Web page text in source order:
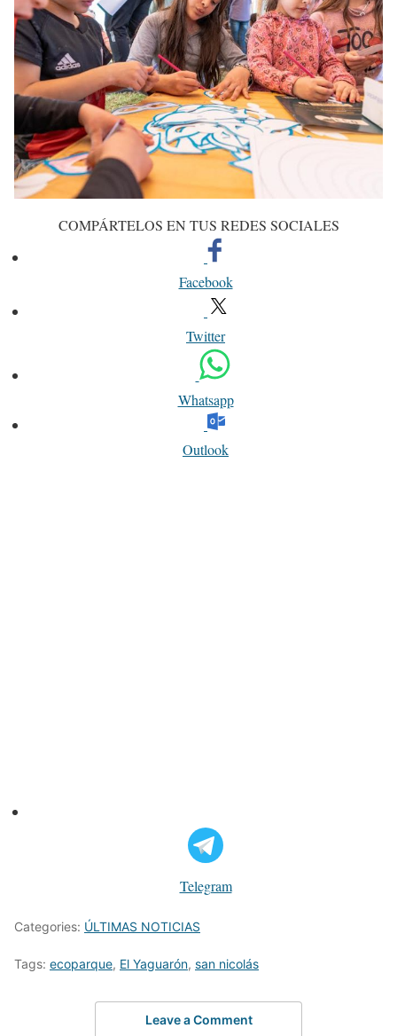
COMPÁRTELOS EN TUS REDES SOCIALES
Facebook
Twitter
Whatsapp
Outlook
Telegram
Categories: ÚLTIMAS NOTICIAS
Tags: ecoparque, El Yaguarón, san nicolás
Leave a Comment